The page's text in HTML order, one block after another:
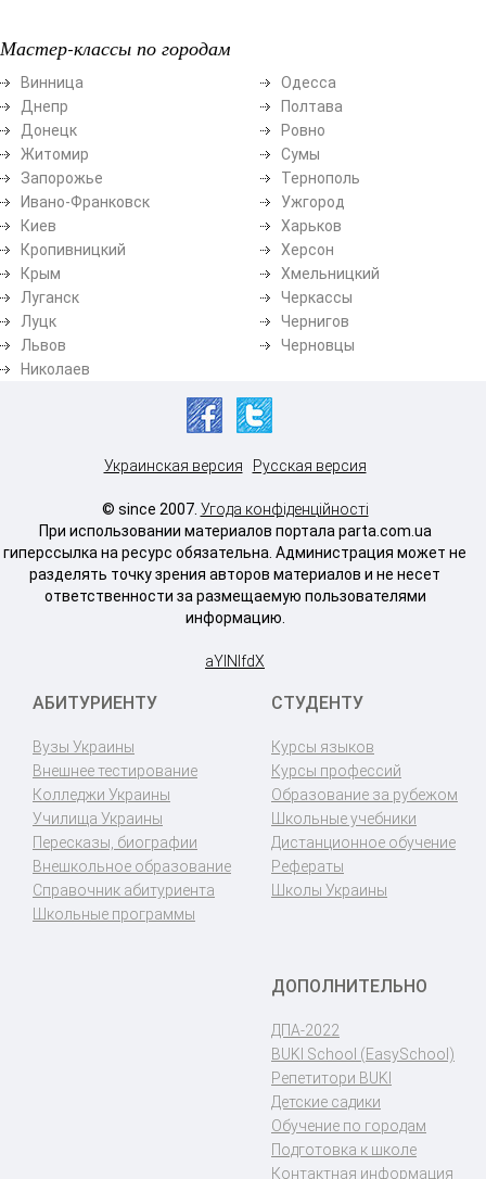
Мастер-классы по городам
Винница
Днепр
Донецк
Житомир
Запорожье
Ивано-Франковск
Киев
Кропивницкий
Крым
Луганск
Луцк
Львов
Николаев
Одесса
Полтава
Ровно
Сумы
Тернополь
Ужгород
Харьков
Херсон
Хмельницкий
Черкассы
Чернигов
Черновцы
Украинская версия Русская версия
© since 2007. Угода конфіденційності
При использовании материалов портала parta.com.ua
гиперссылка на ресурс обязательна. Администрация может не
разделять точку зрения авторов материалов и не несет
ответственности за размещаемую пользователями
информацию.
aYlNlfdX
АБИТУРИЕНТУ
Вузы Украины
Внешнее тестирование
Колледжи Украины
Училища Украины
Пересказы, биографии
Внешкольное образование
Справочник абитуриента
Школьные программы
СТУДЕНТУ
Курсы языков
Курсы профессий
Образование за рубежом
Школьные учебники
Дистанционное обучение
Рефераты
Школы Украины
ДОПОЛНИТЕЛЬНО
ДПА-2022
BUKI School (EasySchool)
Репетитори BUKI
Детские садики
Обучение по городам
Подготовка к школе
Контактная информация